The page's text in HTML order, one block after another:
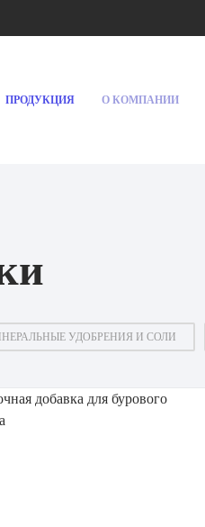
ПРОДУКЦИЯ О КОМПАНИИ
УДОБРЕНИЯ И СОЛИ